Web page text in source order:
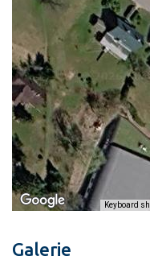
Keyboard
Galerie